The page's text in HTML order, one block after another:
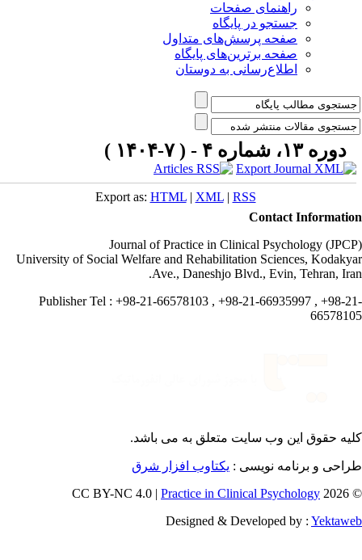
راهنمای صفحات
جستجو در پایگاه
صفحه پرسش‌های متداول
صفحه برترین‌های پایگاه
اطلاع‌رسانی به دوستان
دوره ۱۳، شماره ۴ - ( ۷-۱۴۰۴ )
Export as:HTML |XML|RSS
Contact
Journal of Practice in Clinical Psychology
University of Social Welfare and Rehabilitation Sciences,
Ave., Daneshjo Blvd., Evin, Tehran,
Publisher Tel : +98-21-66578103 , +98-21-66935997 , +98-
حقوق این وب سایت متعلق بهمی باشد.
و برنامه نویسی : یکتاوب افزار شرق
©
Practice in Clinical Psychology
Designed & Developed by :